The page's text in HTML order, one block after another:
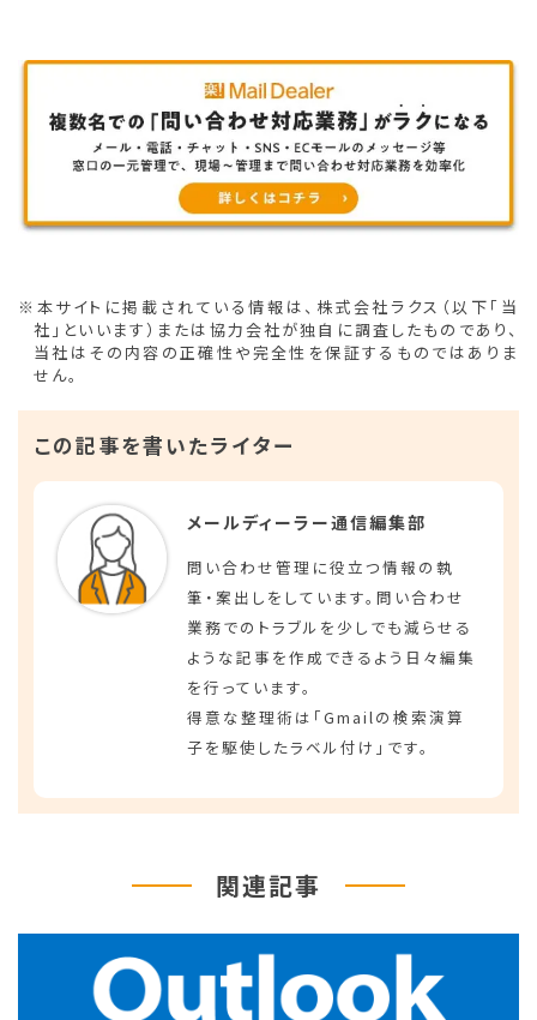
※本サイトに掲載されている情報は、株式会社ラクス（以下「当
社」といいます）または協力会社が独自に調査したものであり、
当社はその内容の正確性や完全性を保証するものではありま
せん。
この記事を書いたライター
メールディーラー通信編集部
問い合わせ管理に役立つ情報の執
筆・案出しをしています。問い合わせ
業務でのトラブルを少しでも減らせる
ような記事を作成できるよう日々編集
を行っています。
得意な整理術は「Gmailの検索演算
子を駆使したラベル付け」です。
関連記事